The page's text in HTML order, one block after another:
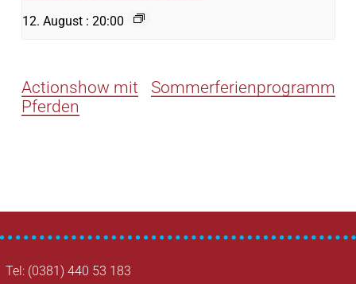
12. August : 20:00
Actionshow mit
Pferden
Sommerferienprogramm
Tel: (0381) 440 53 183